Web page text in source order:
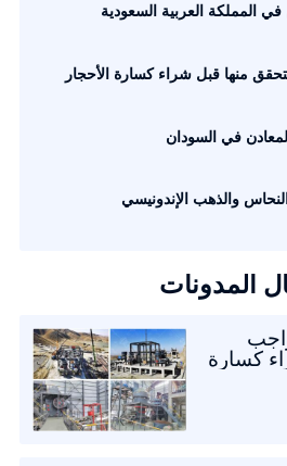
المملكة العربية السعودية
منها قبل شراء كسارة الأحجار
في السودان
والذهب الإندونيسي
المدونات
كسارة